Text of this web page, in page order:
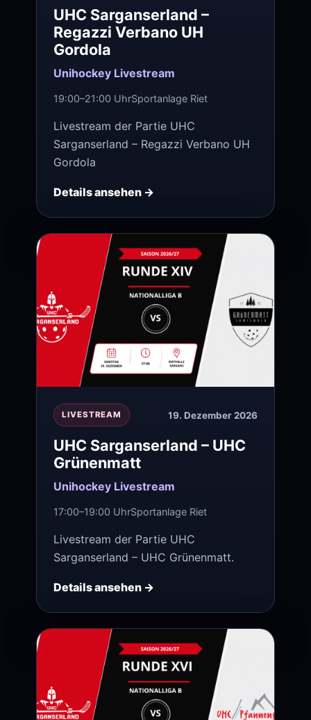
UHC Sarganserland –
Regazzi Verbano UH
Gordola
Unihockey Livestream
19:00–21:00 UhrSportanlage Riet
Livestream der Partie UHC
Sarganserland – Regazzi Verbano UH
Gordola
Details ansehen →
LIVESTREAM 19. Dezember 2026
UHC Sarganserland – UHC
Grünenmatt
Unihockey Livestream
17:00–19:00 UhrSportanlage Riet
Livestream der Partie UHC
Sarganserland – UHC Grünenmatt.
Details ansehen →